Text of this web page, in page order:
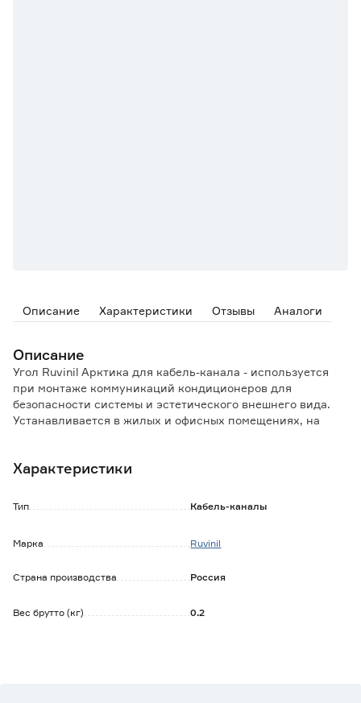
Описание Характеристики Отзывы Аналоги
Описание
Угол Ruvinil Арктика для кабель-канала - используется
при монтаже коммуникаций кондиционеров для
безопасности системы и эстетического внешнего вида.
Устанавливается в жилых и офисных помещениях, на
Характеристики
Тип Кабель-каналы
Марка Ruvinil
Страна производства Россия
Вес брутто (кг) 0.2